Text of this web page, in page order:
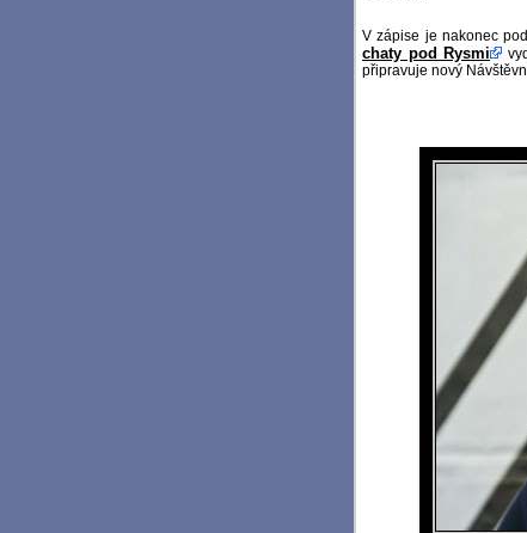
V zápise je nakonec
chaty pod Rysmi
připravuje nový